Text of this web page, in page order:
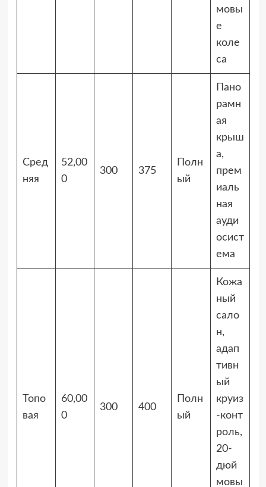
мовы
е
коле
са
Сред
няя
52,00
0
300 375
Полн
ый
Пано
рамн
ая
крыш
а,
прем
иаль
ная
ауди
осист
ема
Топо
вая
60,00
0
300 400
Полн
ый
Кожа
ный
сало
н,
адап
тивн
ый
круиз
-конт
роль,
20-
дюй
мовы